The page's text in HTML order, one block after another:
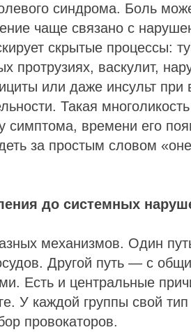
синдрома. Боль
чаще связано с
скрытые процессы:
протрузиях, васкулит,
или даже инсульт при
Такая многоликость
симптома, времени его
за простым словом
до системных
механизмов. Один
Другой путь — с
Есть и центральные
У каждой группы свой тип
провокаторов.